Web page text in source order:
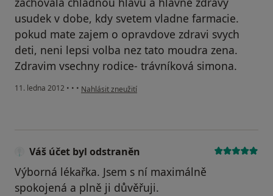
usudek v dobe, kdy svetem vladne farmacie.
pokud mate zajem o opravdove zdravi svych
deti, neni lepsi volba nez tato moudra zena.
Zdravim vsechny rodice- trávníková simona.
11. ledna 2012 • • • podle názoru uživatele Váš účet byl odstraněn
Nahlásit zneužití
Váš účet byl odstraněn
Výborná lékařka. Jsem s ní maximálně
spokojená a plně ji důvěřuji.